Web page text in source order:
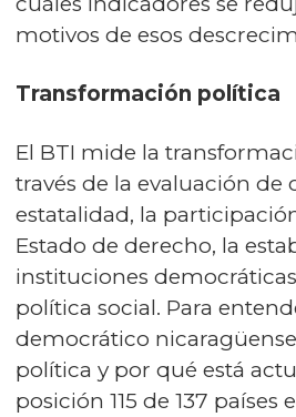
motivos de esos
Transformación política
El BTI mide la
través de la evaluación de
estatalidad, la
Estado de derecho, la
instituciones
política social. Para
democrático
política y por qué está
posición 115 de 137